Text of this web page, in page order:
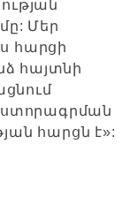
Մեր
հարցի
հայտնի
հարցն է»: